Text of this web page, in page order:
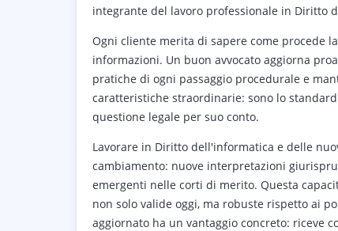
integrante del lavoro professionale in Diritto
Ogni cliente merita di sapere come procede
informazioni. Un buon avvocato aggiorna
pratiche di ogni passaggio procedurale e
caratteristiche straordinarie: sono lo
questione legale per suo conto.
Lavorare in Diritto dell'informatica e delle
cambiamento: nuove interpretazioni
emergenti nelle corti di merito. Questa
non solo valide oggi, ma robuste rispetto ai
aggiornato ha un vantaggio concreto: riceve